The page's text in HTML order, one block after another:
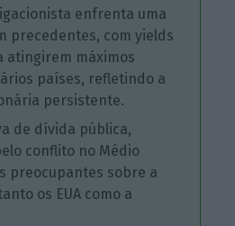
enfrenta uma
precedentes, com yields
atingirem máximos
países, refletindo a
persistente.
de dívida pública,
conflito no Médio
preocupantes sobre a
os EUA como a